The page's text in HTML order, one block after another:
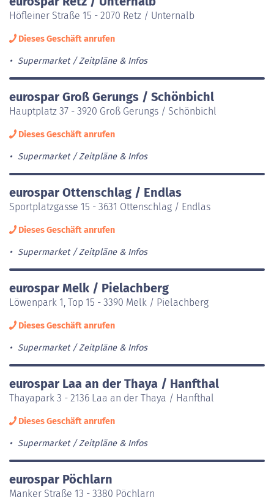
Höfleiner Straße 15 - 2070 Retz / Unternalb
Dieses Geschäft anrufen
Supermarket Zeitpläne & Infos
eurospar Groß Gerungs / Schönbichl
Hauptplatz 37 - 3920 Groß Gerungs / Schönbichl
Dieses Geschäft anrufen
Supermarket Zeitpläne & Infos
eurospar Ottenschlag / Endlas
Sportplatzgasse 15 - 3631 Ottenschlag / Endlas
Dieses Geschäft anrufen
Supermarket Zeitpläne & Infos
eurospar Melk / Pielachberg
Löwenpark 1, Top 15 - 3390 Melk / Pielachberg
Dieses Geschäft anrufen
Supermarket Zeitpläne & Infos
eurospar Laa an der Thaya / Hanfthal
Thayapark 3 - 2136 Laa an der Thaya / Hanfthal
Dieses Geschäft anrufen
Supermarket Zeitpläne & Infos
eurospar Pöchlarn
Manker Straße 13 - 3380 Pöchlarn